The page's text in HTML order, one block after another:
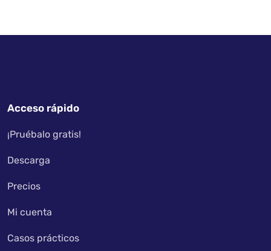
Acceso rápido
¡Pruébalo gratis!
Descarga
Precios
Mi cuenta
Casos prácticos